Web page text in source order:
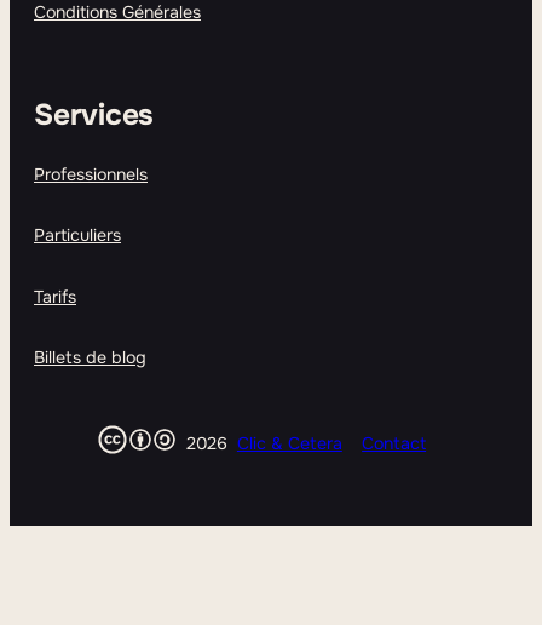
Conditions Générales
Services
Professionnels
Particuliers
Tarifs
Billets de blog
2026 Clic & Cetera Contact